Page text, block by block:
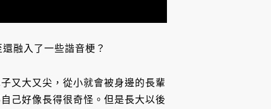
融入了一些諧音梗？
又大又尖，從小就會被身邊的長輩
己好像長得很奇怪。但是長大以後